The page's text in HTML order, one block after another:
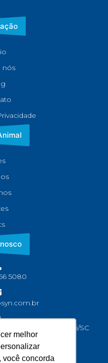
melhor
você concorda
nós
5080
Corveta, Araquari/SC
000